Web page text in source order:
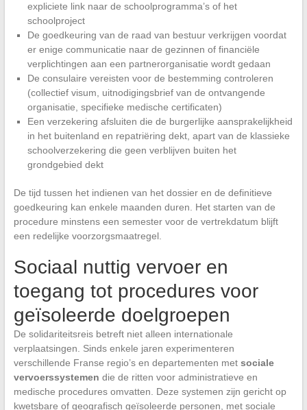
expliciete link naar de schoolprogramma’s of het
schoolproject
De goedkeuring van de raad van bestuur verkrijgen voordat
er enige communicatie naar de gezinnen of financiële
verplichtingen aan een partnerorganisatie wordt gedaan
De consulaire vereisten voor de bestemming controleren
(collectief visum, uitnodigingsbrief van de ontvangende
organisatie, specifieke medische certificaten)
Een verzekering afsluiten die de burgerlijke aansprakelijkheid
in het buitenland en repatriëring dekt, apart van de klassieke
schoolverzekering die geen verblijven buiten het
grondgebied dekt
De tijd tussen het indienen van het dossier en de definitieve
goedkeuring kan enkele maanden duren. Het starten van de
procedure minstens een semester voor de vertrekdatum blijft
een redelijke voorzorgsmaatregel.
Sociaal nuttig vervoer en
toegang tot procedures voor
geïsoleerde doelgroepen
De solidariteitsreis betreft niet alleen internationale
verplaatsingen. Sinds enkele jaren experimenteren
verschillende Franse regio’s en departementen met sociale
vervoerssystemen die de ritten voor administratieve en
medische procedures omvatten. Deze systemen zijn gericht op
kwetsbare of geografisch geïsoleerde personen, met sociale